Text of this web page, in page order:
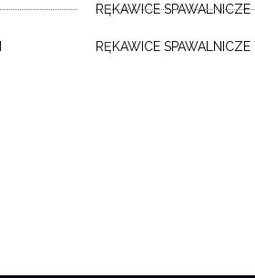
RĘKAWICE SPAWALNICZE
RĘKAWICE SPAWALNICZE